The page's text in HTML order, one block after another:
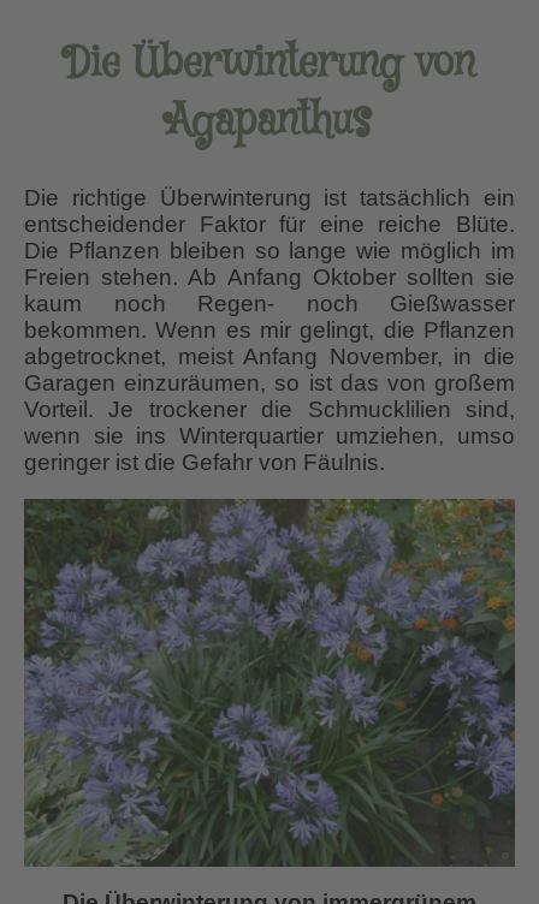
Die Überwinterung von
Agapanthus
Die richtige Überwinterung ist tatsächlich ein
entscheidender Faktor für eine reiche Blüte.
Die Pflanzen bleiben so lange wie möglich im
Freien stehen. Ab Anfang Oktober sollten sie
kaum noch Regen- noch Gießwasser
bekommen. Wenn es mir gelingt, die Pflanzen
abgetrocknet, meist Anfang November, in die
Garagen einzuräumen, so ist das von großem
Vorteil. Je trockener die Schmucklilien sind,
wenn sie ins Winterquartier umziehen, umso
geringer ist die Gefahr von Fäulnis.